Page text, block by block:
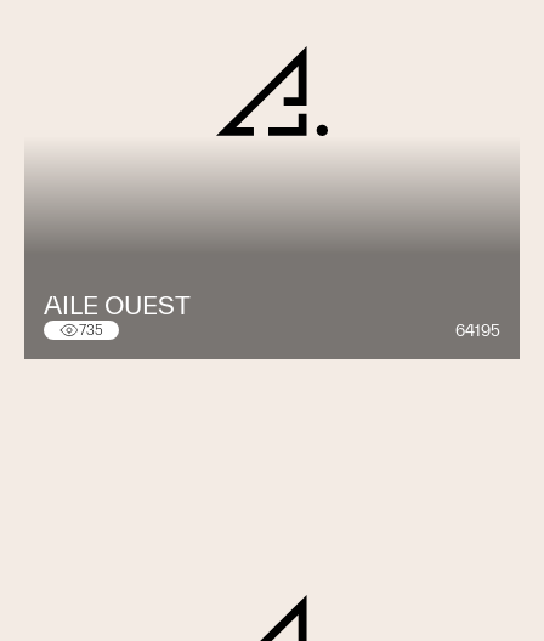
AILE OUEST
735 64195